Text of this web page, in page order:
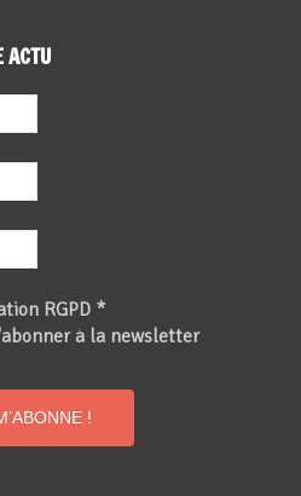
ACTU
RGPD *
à la newsletter